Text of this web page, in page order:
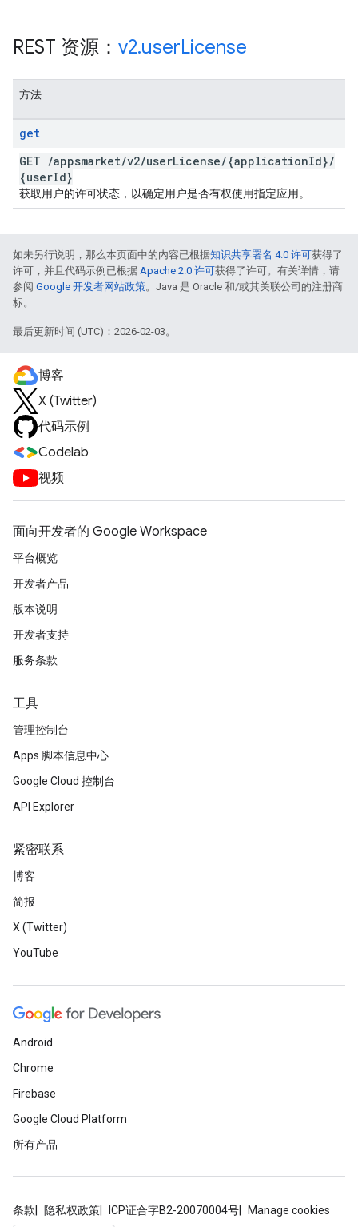
REST 资源： v2.userLicense
方法
get
GET /appsmarket/v2/userLicense/{applicationId}/
{userId}
获取用户的许可状态，以确定用户是否有权使用指定应用。
如未另行说明，那么本页面中的内容已根据知识共享署名 4.0 许可获得了
许可，并且代码示例已根据 Apache 2.0 许可获得了许可。有关详情，请
参阅 Google 开发者网站政策。Java 是 Oracle 和/或其关联公司的注册商
标。
最后更新时间 (UTC)：2026-02-03。
博客
X (Twitter)
代码示例
Codelab
视频
面向开发者的 Google Workspace
平台概览
开发者产品
版本说明
开发者支持
服务条款
工具
管理控制台
Apps 脚本信息中心
Google Cloud 控制台
API Explorer
紧密联系
博客
简报
X (Twitter)
YouTube
Android
Chrome
Firebase
Google Cloud Platform
所有产品
条款 隐私权政策 ICP证合字B2-20070004号 Manage cookies